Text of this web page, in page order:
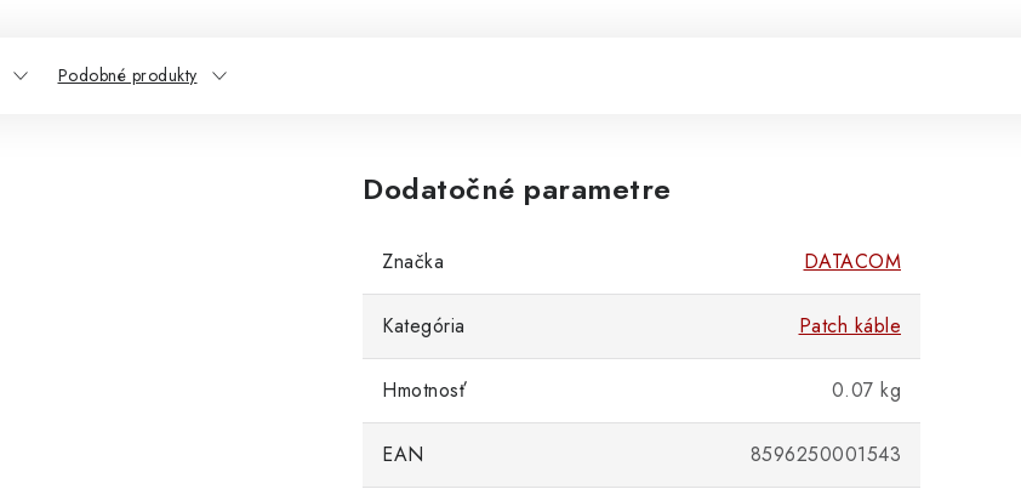
Podobné produkty
Dodatočné parametre
Značka DATACOM
Kategória Patch káble
Hmotnosť 0.07 kg
EAN 8596250001543